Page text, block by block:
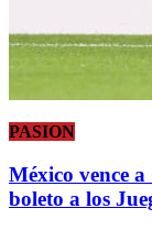
PASION
México vence
boleto a los